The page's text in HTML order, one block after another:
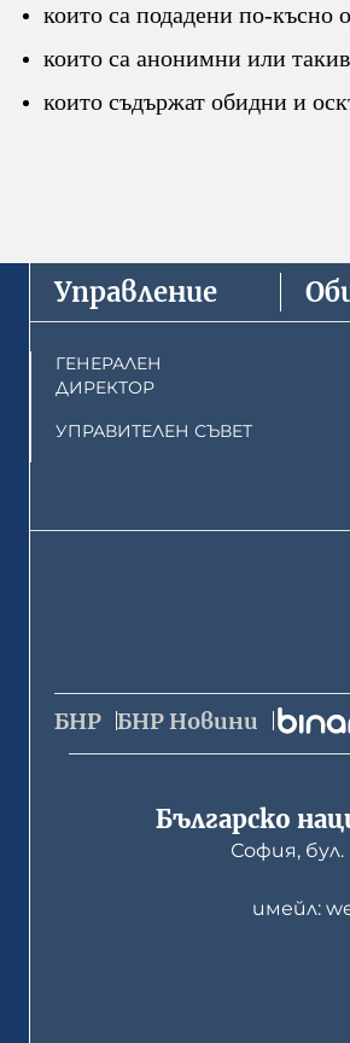
които са подадени по-късно
които са анонимни или
които съдържат обидни и
Управление
ГЕНЕРАЛЕН
ДИРЕКТОР
УПРАВИТЕЛЕН СЪВЕТ
БНР БНР Новини
Българско
София,
имейл: